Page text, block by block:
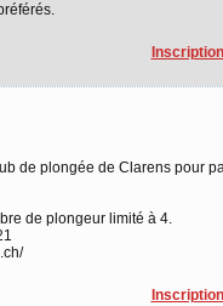
de plongée de Clarens pour
de plongeur limité à 4.